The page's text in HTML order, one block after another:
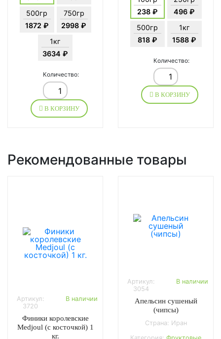
500гр
1872 ₽
750гр
2998 ₽
1кг
3634 ₽
Количество:
В КОРЗИНУ
238 ₽
496 ₽
500гр
818 ₽
1кг
1588 ₽
Количество:
В КОРЗИНУ
Рекомендованные товары
Артикул:
3720
В наличии
Финики королевские
Medjoul (с косточкой) 1
кг.
Артикул:
3054
В наличии
Апельсин сушеный
(чипсы)
Страна: Иран